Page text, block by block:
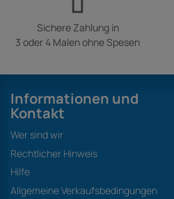
Sichere Zahlung in
3 oder 4 Malen ohne Spesen
Informationen und
Kontakt
Wer sind wir
Rechtlicher Hinweis
Hilfe
Allgemeine Verkaufsbedingungen